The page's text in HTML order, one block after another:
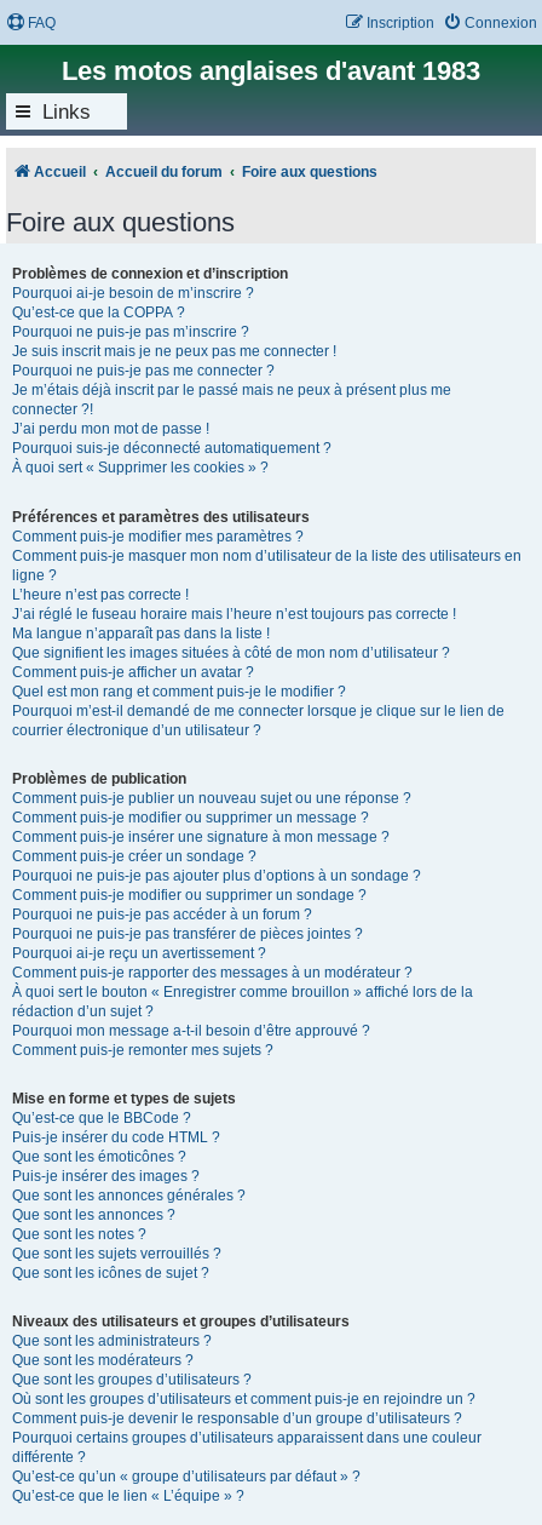
FAQ Connexion
Inscription
Les motos anglaises d'avant 1983
Links
Accueil Accueil du forum Foire aux questions
Foire aux questions
Problèmes de connexion et d’inscription
Pourquoi ai-je besoin de m’inscrire ?
Qu’est-ce que la COPPA ?
Pourquoi ne puis-je pas m’inscrire ?
Je suis inscrit mais je ne peux pas me connecter !
Pourquoi ne puis-je pas me connecter ?
Je m’étais déjà inscrit par le passé mais ne peux à présent plus me
connecter ?!
J’ai perdu mon mot de passe !
Pourquoi suis-je déconnecté automatiquement ?
À quoi sert « Supprimer les cookies » ?
Préférences et paramètres des utilisateurs
Comment puis-je modifier mes paramètres ?
Comment puis-je masquer mon nom d’utilisateur de la liste des utilisateurs en
ligne ?
L’heure n’est pas correcte !
J’ai réglé le fuseau horaire mais l’heure n’est toujours pas correcte !
Ma langue n’apparaît pas dans la liste !
Que signifient les images situées à côté de mon nom d’utilisateur ?
Comment puis-je afficher un avatar ?
Quel est mon rang et comment puis-je le modifier ?
Pourquoi m’est-il demandé de me connecter lorsque je clique sur le lien de
courrier électronique d’un utilisateur ?
Problèmes de publication
Comment puis-je publier un nouveau sujet ou une réponse ?
Comment puis-je modifier ou supprimer un message ?
Comment puis-je insérer une signature à mon message ?
Comment puis-je créer un sondage ?
Pourquoi ne puis-je pas ajouter plus d’options à un sondage ?
Comment puis-je modifier ou supprimer un sondage ?
Pourquoi ne puis-je pas accéder à un forum ?
Pourquoi ne puis-je pas transférer de pièces jointes ?
Pourquoi ai-je reçu un avertissement ?
Comment puis-je rapporter des messages à un modérateur ?
À quoi sert le bouton « Enregistrer comme brouillon » affiché lors de la
rédaction d’un sujet ?
Pourquoi mon message a-t-il besoin d’être approuvé ?
Comment puis-je remonter mes sujets ?
Mise en forme et types de sujets
Qu’est-ce que le BBCode ?
Puis-je insérer du code HTML ?
Que sont les émoticônes ?
Puis-je insérer des images ?
Que sont les annonces générales ?
Que sont les annonces ?
Que sont les notes ?
Que sont les sujets verrouillés ?
Que sont les icônes de sujet ?
Niveaux des utilisateurs et groupes d’utilisateurs
Que sont les administrateurs ?
Que sont les modérateurs ?
Que sont les groupes d’utilisateurs ?
Où sont les groupes d’utilisateurs et comment puis-je en rejoindre un ?
Comment puis-je devenir le responsable d’un groupe d’utilisateurs ?
Pourquoi certains groupes d’utilisateurs apparaissent dans une couleur
différente ?
Qu’est-ce qu’un « groupe d’utilisateurs par défaut » ?
Qu’est-ce que le lien « L’équipe » ?